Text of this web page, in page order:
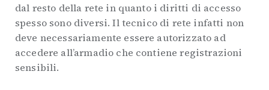
dal resto della rete in quanto i diritti di accesso
spesso sono diversi. Il tecnico di rete infatti non
deve necessariamente essere autorizzato ad
accedere all’armadio che contiene registrazioni
sensibili.